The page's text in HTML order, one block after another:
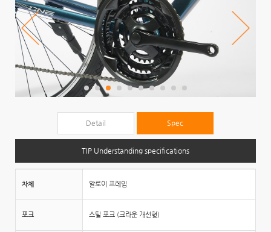
Detail Spec
TIP Understanding specifications
차체 알로이 프레임
포크 스틸 포크 (크라운 개선형)